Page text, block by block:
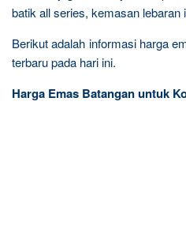
batik all series, kemasan lebaran
Berikut adalah informasi harga
terbaru pada hari ini.
Harga Emas Batangan untuk